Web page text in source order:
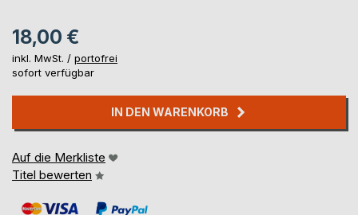
18,00 €
inkl. MwSt. / portofrei
sofort verfügbar
IN DEN WARENKORB
Auf die Merkliste
Titel bewerten